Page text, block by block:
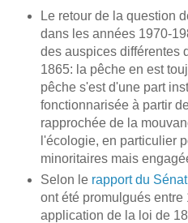
Le retour de la question
dans les années 1970-
des auspices différentes
1865: la pêche en est
pêche s'est d'une part
fonctionnarisée à partir
rapprochée de la
l'écologie, en particulier
minoritaires mais
Selon le rapport du
ont été promulgués entre
application de la loi de